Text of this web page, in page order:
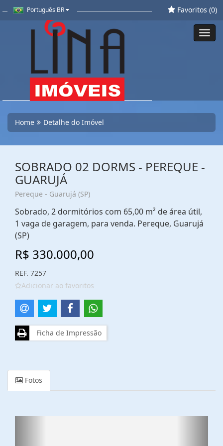
Português BR Favoritos (0)
Home Detalhe do Imóvel
SOBRADO 02 DORMS - PEREQUE -
GUARUJÁ
Pereque - Guarujá (SP)
Sobrado, 2 dormitórios com 65,00 m² de área útil,
1 vaga de garagem, para venda. Pereque, Guarujá
(SP)
R$ 330.000,00
REF. 7257
Adicionar ao favoritos
Ficha de Impressão
Fotos